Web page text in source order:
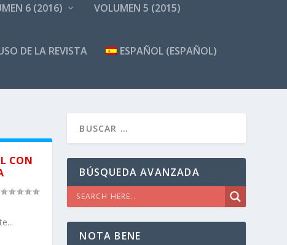
6 (2016) VOLUMEN 5 (2015)
DE LA REVISTA ESPAÑOL (ESPAÑOL)
CON
BÚSQUEDA AVANZADA
NOTA BENE